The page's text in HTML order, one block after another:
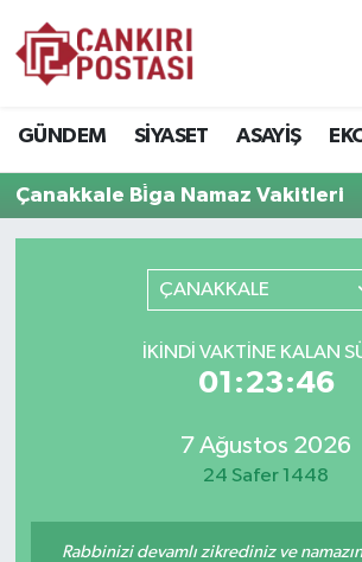
GÜNDEM SİYASET ASAYİŞ
Çanakkale Bi̇ga Namaz Vakitleri
ÇANAKKALE
İKINDI VAKTİNE KALAN
01:23:46
7 Ağustos 2026
24 Safer 1448
Rabbinizi devamlı zikrediniz ve
EKONOMİ
Namaz Vakitleri
Trafik Durumu
Tüm Manşetler
Son Dakika Haberleri